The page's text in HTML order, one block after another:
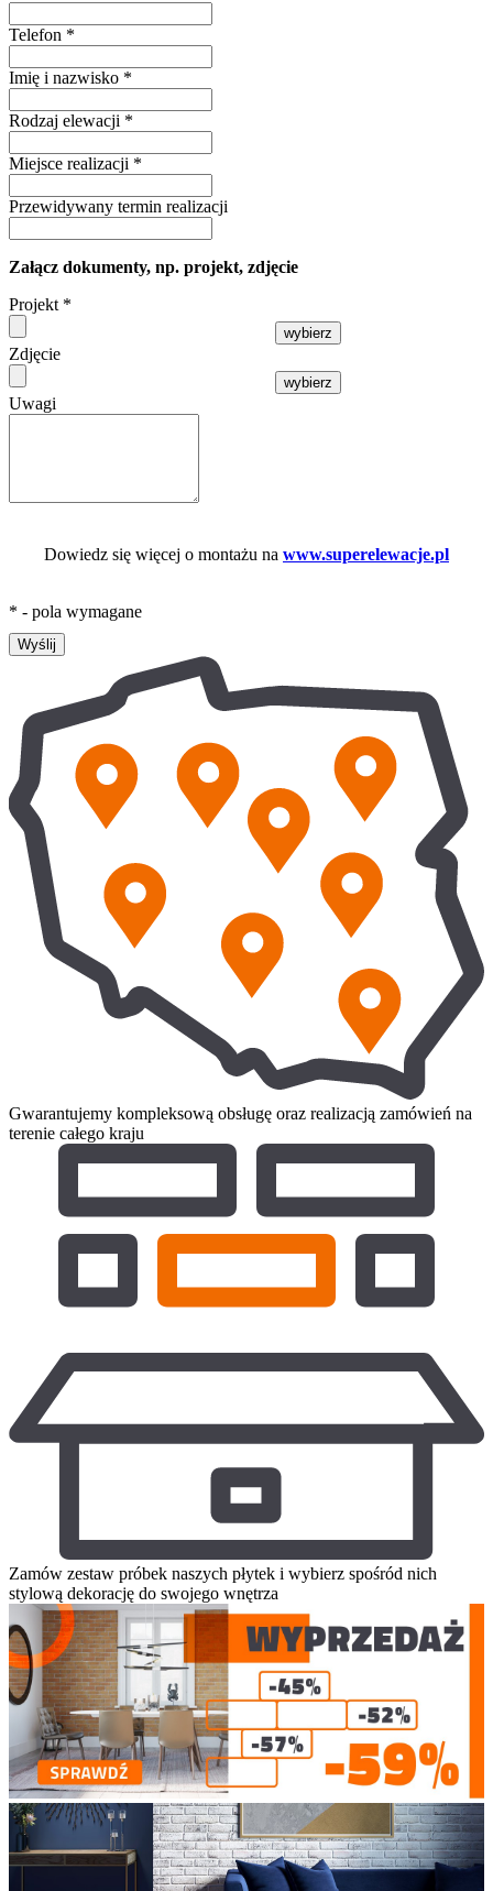
Telefon *
Imię i nazwisko *
Rodzaj elewacji *
Miejsce realizacji *
Przewidywany termin realizacji
Załącz dokumenty, np. projekt, zdjęcie
Projekt *
wybierz
Zdjęcie
wybierz
Uwagi
Dowiedz się więcej o montażu na www.superelewacje.pl
* - pola wymagane
Wyślij
Gwarantujemy kompleksową obsługę oraz realizacją zamówień na
terenie całego kraju
Zamów zestaw próbek naszych płytek i wybierz spośród nich
stylową dekorację do swojego wnętrza